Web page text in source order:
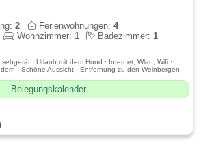
2 Ferienwohnungen:4
Wohnzimmer:1 Badezimmer:1
· Urlaub mit dem Hund · Internet, Wlan, Wifi ·
· Schöne Aussicht · Entfernung zu den Weinbergen
Belegungskalender